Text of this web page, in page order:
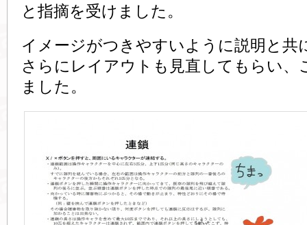
と指摘を受けました。
イメージがつきやすいように説明と共
さらにレイアウトも見直してもらい、
ました。